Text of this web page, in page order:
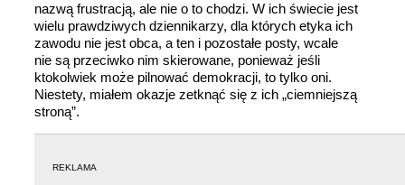
nazwą frustracją, ale nie o to chodzi. W ich świecie jest
wielu prawdziwych dziennikarzy, dla których etyka ich
zawodu nie jest obca, a ten i pozostałe posty, wcale
nie są przeciwko nim skierowane, ponieważ jeśli
ktokolwiek może pilnować demokracji, to tylko oni.
Niestety, miałem okazje zetknąć się z ich „ciemniejszą
stroną”.
REKLAMA